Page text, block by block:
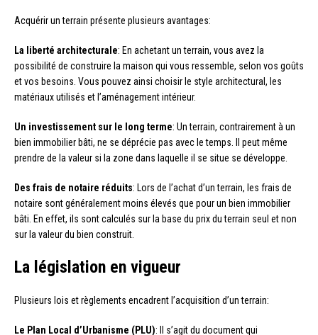
Acquérir un terrain présente plusieurs avantages:
La liberté architecturale: En achetant un terrain, vous avez la
possibilité de construire la maison qui vous ressemble, selon vos goûts
et vos besoins. Vous pouvez ainsi choisir le style architectural, les
matériaux utilisés et l’aménagement intérieur.
Un investissement sur le long terme: Un terrain, contrairement à un
bien immobilier bâti, ne se déprécie pas avec le temps. Il peut même
prendre de la valeur si la zone dans laquelle il se situe se développe.
Des frais de notaire réduits: Lors de l’achat d’un terrain, les frais de
notaire sont généralement moins élevés que pour un bien immobilier
bâti. En effet, ils sont calculés sur la base du prix du terrain seul et non
sur la valeur du bien construit.
La législation en vigueur
Plusieurs lois et règlements encadrent l’acquisition d’un terrain:
Le Plan Local d’Urbanisme (PLU): Il s’agit du document qui